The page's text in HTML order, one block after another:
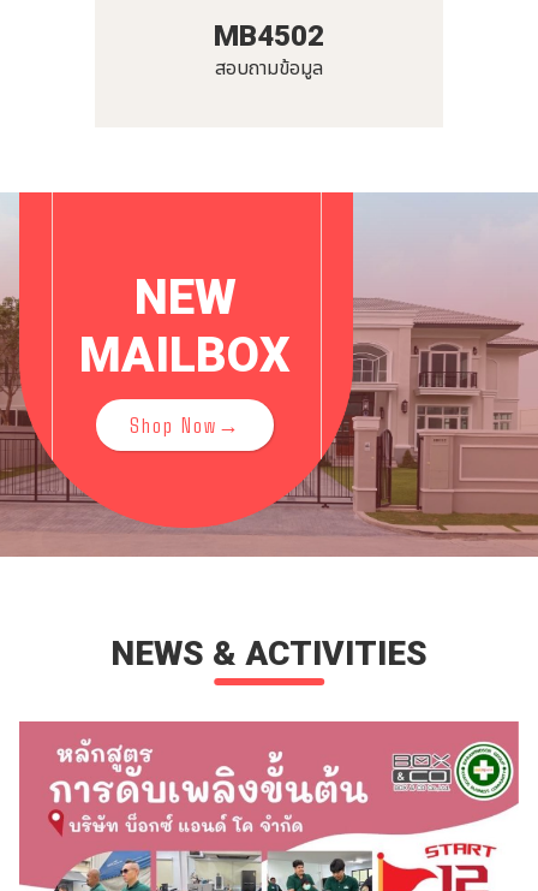
MB4502
สอบถามข้อมูล
NEW
MAILBOX
Shop Now→
NEWS & ACTIVITIES